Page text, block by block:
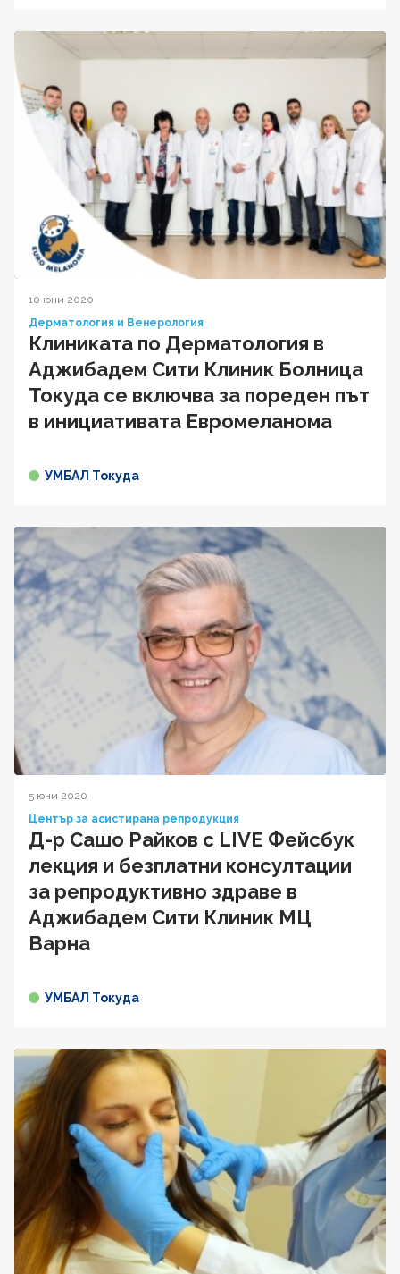
10 юни 2020
Дерматология и Венерология
Клиниката по Дерматология в
Аджибадем Сити Клиник Болница
Токуда се включва за пореден път
в инициативата Евромеланома
УМБАЛ Токуда
5 юни 2020
Център за асистирана репродукция
Д-р Сашо Райков с LIVE Фейсбук
лекция и безплатни консултации
за репродуктивно здраве в
Аджибадем Сити Клиник МЦ
Варна
УМБАЛ Токуда